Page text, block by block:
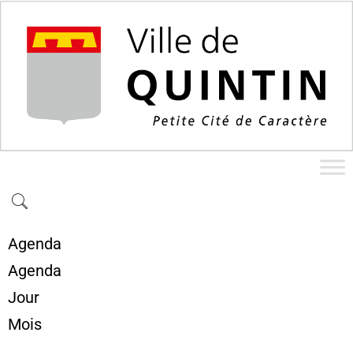
Agenda
Agenda
Jour
Mois